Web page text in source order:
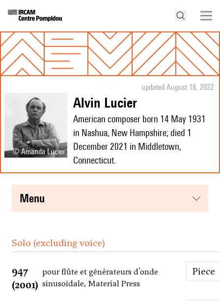
© Amanda Lucier
updated August 18, 2022
Alvin Lucier
American composer born 14 May 1931
in Nashua, New Hampshire; died 1
December 2021 in Middletown,
Connecticut.
menu
Solo (excluding voice)
947
(2001)
pour flûte et générateurs d'onde
sinusoïdale, Material Press
Piece